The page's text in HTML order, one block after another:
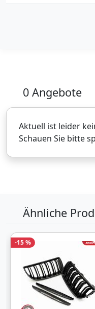
0 Angebote
Aktuell ist leider
Schauen Sie bitte
Ähnliche
-15 %